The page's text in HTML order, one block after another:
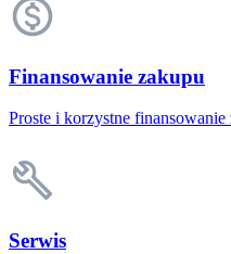
Finansowanie zakupu
Proste i korzystne finansowanie
Serwis